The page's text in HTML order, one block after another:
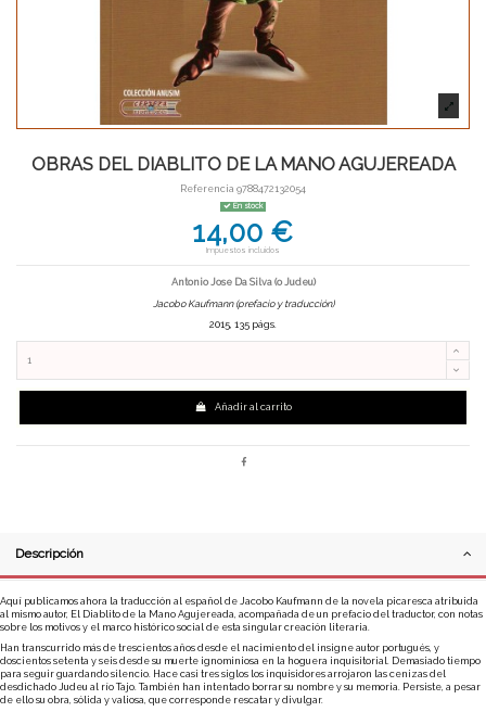
OBRAS DEL DIABLITO DE LA MANO AGUJEREADA
Referencia 9788472132054
En stock
14,00 €
Impuestos incluidos
Antonio Jose Da Silva (o Judeu)
Jacobo Kaufmann (prefacio y traducción)
2015, 135 págs.
Añadir al carrito
Descripción
Aquí publicamos ahora la traducción al español de Jacobo Kaufmann de la novela picaresca atribuida
al mismo autor, El Diablito de la Mano Agujereada, acompañada de un prefacio del traductor, con notas
sobre los motivos y el marco histórico social de esta singular creación literaria.
Han transcurrido más de trescientos años desde el nacimiento del insigne autor portugués, y
doscientos setenta y seis desde su muerte ignominiosa en la hoguera inquisitorial. Demasiado tiempo
para seguir guardando silencio. Hace casi tres siglos los inquisidores arrojaron las cenizas del
desdichado Judeu al río Tajo. También han intentado borrar su nombre y su memoria. Persiste, a pesar
de ello su obra, sólida y valiosa, que corresponde rescatar y divulgar.